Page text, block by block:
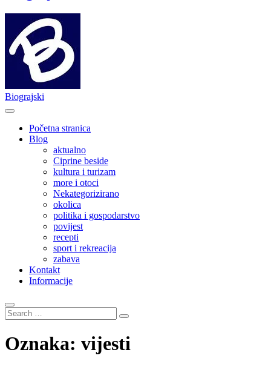
Biograjski
Početna stranica
Blog
aktualno
Ciprine beside
kultura i turizam
more i otoci
Nekategorizirano
okolica
politika i gospodarstvo
povijest
recepti
sport i rekreacija
zabava
Kontakt
Informacije
Search
…
Oznaka: vijesti